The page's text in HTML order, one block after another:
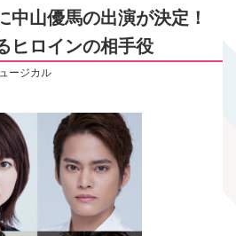
中山優馬の出演が決定！
ヒロインの相手役
ージカル